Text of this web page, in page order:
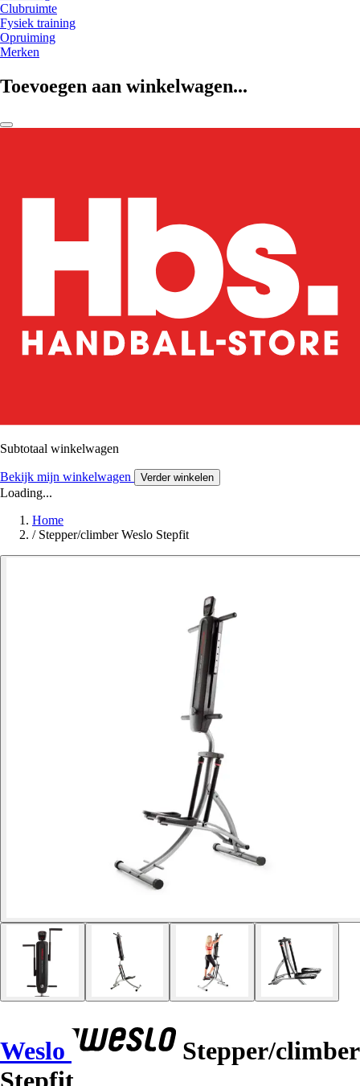
Clubruimte
Fysiek training
Opruiming
Merken
Toevoegen aan winkelwagen...
Subtotaal winkelwagen
Bekijk mijn winkelwagen Verder winkelen
Loading...
Home
/ Stepper/climber Weslo Stepfit
Weslo
Stepper/climber